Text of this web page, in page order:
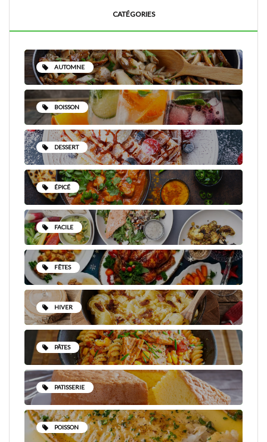
CATÉGORIES
AUTOMNE
BOISSON
DESSERT
ÉPICÉ
FACILE
FÊTES
HIVER
PÂTES
PATISSERIE
POISSON